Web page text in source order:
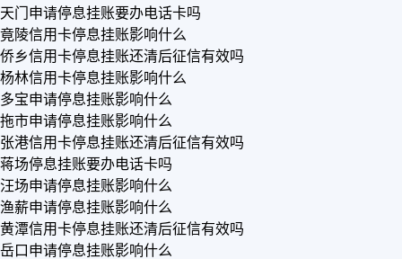
天门申请停息挂账要办电话卡吗
竟陵信用卡停息挂账影响什么
侨乡信用卡停息挂账还清后征信有效吗
杨林信用卡停息挂账影响什么
多宝申请停息挂账影响什么
拖市申请停息挂账影响什么
张港信用卡停息挂账还清后征信有效吗
蒋场停息挂账要办电话卡吗
汪场申请停息挂账影响什么
渔薪申请停息挂账影响什么
黄潭信用卡停息挂账还清后征信有效吗
岳口申请停息挂账影响什么